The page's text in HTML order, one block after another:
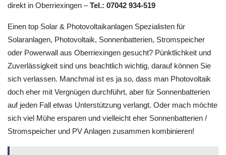
direkt in Oberriexingen –Tel.: 07042 934-519
Einen top Solar & Photovoltaikanlagen Spezialisten für
Solaranlagen, Photovoltaik, Sonnenbatterien, Stromspeicher
oder Powerwall aus Oberriexingen gesucht? Pünktlichkeit und
Zuverlässigkeit sind uns beachtlich wichtig, darauf können Sie
sich verlassen. Manchmal ist es ja so, dass man Photovoltaik
doch eher mit Vergnügen durchführt, aber für Sonnenbatterien
auf jeden Fall etwas Unterstützung verlangt. Oder mach möchte
sich viel Mühe ersparen und vielleicht eher Sonnenbatterien /
Stromspeicher und PV Anlagen zusammen kombinieren!